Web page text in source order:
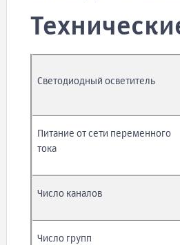
Светодиодный осветитель
Питание от сети переменного
тока
Число каналов
Число групп